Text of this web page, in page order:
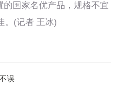
国家名优产品，规格不宜
。(记者 王冰)
误